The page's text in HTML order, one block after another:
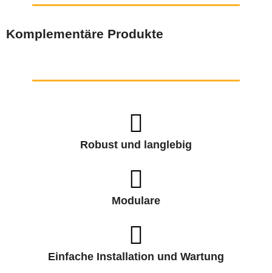
Komplementäre Produkte
Robust und langlebig
Modulare
Einfache Installation und Wartung